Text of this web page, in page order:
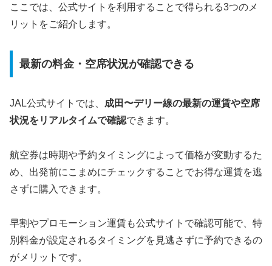
ここでは、公式サイトを利用することで得られる3つのメ
リットをご紹介します。
最新の料金・空席状況が確認できる
JAL公式サイトでは、 成田〜デリー線の最新の運賃や空席
状況をリアルタイムで確認できます。
航空券は時期や予約タイミングによって価格が変動するた
め、出発前にこまめにチェックすることでお得な運賃を逃
さずに購入できます。
早割やプロモーション運賃も公式サイトで確認可能で、特
別料金が設定されるタイミングを見逃さずに予約できるの
がメリットです。